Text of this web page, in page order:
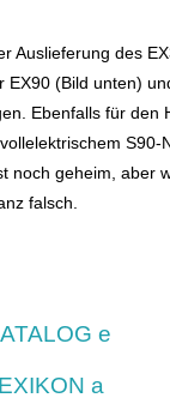
Auslieferung des
EX90 (Bild unten)
Ebenfalls für den
S90-
noch geheim, aber
falsch.
e
a